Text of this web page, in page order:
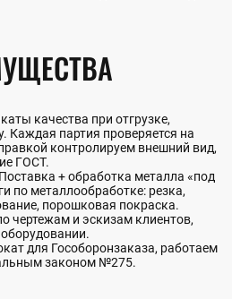
качества при отгрузке,
Каждая партия проверяется на
контролируем внешний вид,
ГОСТ.
+ обработка металла «под
по металлообработке: резка,
порошковая покраска.
чертежам и эскизам клиентов,
для Гособоронзаказа, работаем
законом №275.